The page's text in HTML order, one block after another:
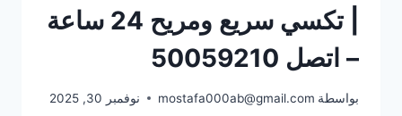
| تكسي سريع ومريح 24 ساعة
– اتصل 50059210
بواسطة mostafa000ab@gmail.com نوفمبر 30, 2025